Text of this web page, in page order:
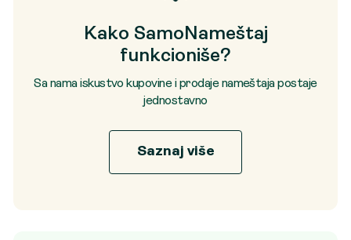
Kako SamoNameštaj
funkcioniše?
Sa nama iskustvo kupovine i prodaje nameštaja postaje
jednostavno
Saznaj više